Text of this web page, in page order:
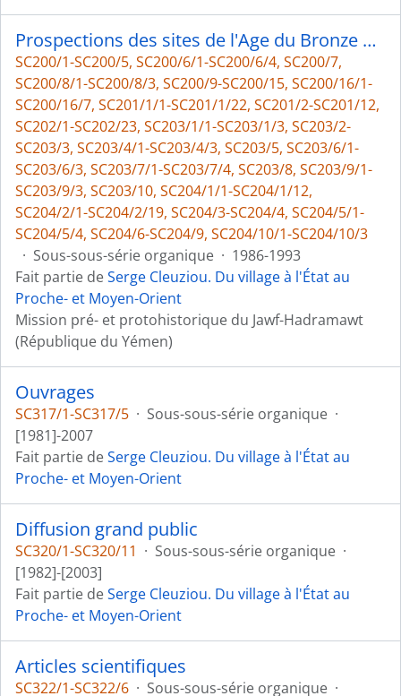
Prospections des sites de l'Age du Bronze au Yémen
SC200/1-SC200/5, SC200/6/1-SC200/6/4, SC200/7,
SC200/8/1-SC200/8/3, SC200/9-SC200/15, SC200/16/1-
SC200/16/7, SC201/1/1-SC201/1/22, SC201/2-SC201/12,
SC202/1-SC202/23, SC203/1/1-SC203/1/3, SC203/2-
SC203/3, SC203/4/1-SC203/4/3, SC203/5, SC203/6/1-
SC203/6/3, SC203/7/1-SC203/7/4, SC203/8, SC203/9/1-
SC203/9/3, SC203/10, SC204/1/1-SC204/1/12,
SC204/2/1-SC204/2/19, SC204/3-SC204/4, SC204/5/1-
SC204/5/4, SC204/6-SC204/9, SC204/10/1-SC204/10/3
· Sous-sous-série organique · 1986-1993
Fait partie deSerge Cleuziou. Du village à l'État au
Proche- et Moyen-Orient
Mission pré- et protohistorique du Jawf-Hadramawt
(République du Yémen)
Ouvrages
SC317/1-SC317/5 · Sous-sous-série organique ·
[1981]-2007
Fait partie deSerge Cleuziou. Du village à l'État au
Proche- et Moyen-Orient
Diffusion grand public
SC320/1-SC320/11 · Sous-sous-série organique ·
[1982]-[2003]
Fait partie deSerge Cleuziou. Du village à l'État au
Proche- et Moyen-Orient
Articles scientifiques
SC322/1-SC322/6 · Sous-sous-série organique ·